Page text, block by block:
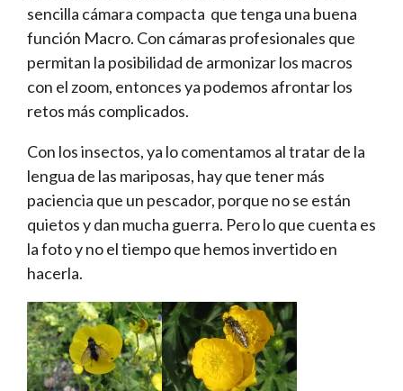
sencilla cámara compacta que tenga una buena
función Macro. Con cámaras profesionales que
permitan la posibilidad de armonizar los macros
con el zoom, entonces ya podemos afrontar los
retos más complicados.
Con los insectos, ya lo comentamos al tratar de la
lengua de las mariposas, hay que tener más
paciencia que un pescador, porque no se están
quietos y dan mucha guerra. Pero lo que cuenta es
la foto y no el tiempo que hemos invertido en
hacerla.